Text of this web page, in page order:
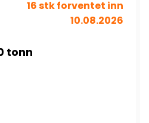
16 stk forventet inn
10.08.2026
tonn